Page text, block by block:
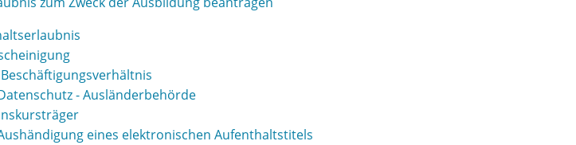
- Ausländerbehörde
eines elektronischen Aufenthaltstitels